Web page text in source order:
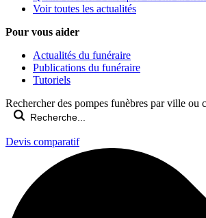
Voir toutes les actualités
Pour vous aider
Actualités du funéraire
Publications du funéraire
Tutoriels
Rechercher des pompes funèbres par ville ou
Devis comparatif